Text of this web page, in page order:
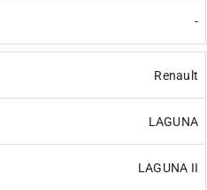
-
Renault
LAGUNA
LAGUNA II